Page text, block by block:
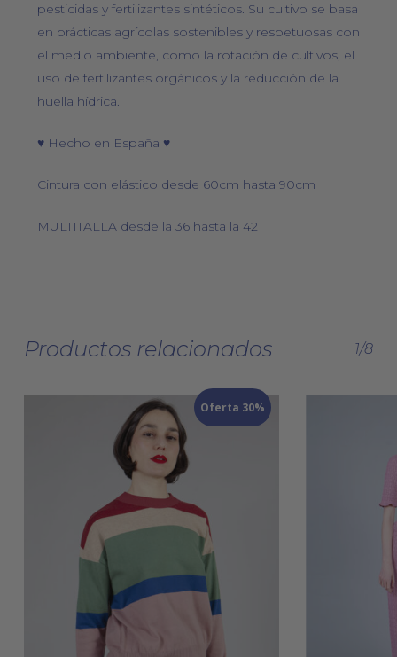
pesticidas y fertilizantes sintéticos. Su cultivo se basa
en prácticas agrícolas sostenibles y respetuosas con
el medio ambiente, como la rotación de cultivos, el
uso de fertilizantes orgánicos y la reducción de la
huella hídrica.
♥ Hecho en España ♥
Cintura con elástico desde 60cm hasta 90cm
MULTITALLA desde la 36 hasta la 42
Productos relacionados 1/8
Oferta 30%